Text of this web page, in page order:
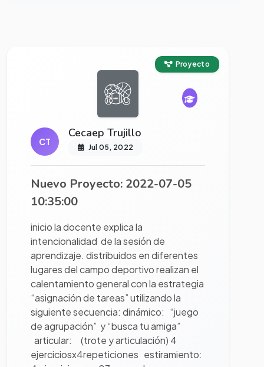
Proyecto
CT
Cecaep Trujillo
Jul 05, 2022
Nuevo Proyecto: 2022-07-05
10:35:00
inicio la docente explica la
intencionalidad de la sesión de
aprendizaje. distribuidos en diferentes
lugares del campo deportivo realizan el
calentamiento general con la estrategia
“asignación de tareas” utilizando la
siguiente secuencia: dinámico: “juego
de agrupación” y “busca tu amiga”
articular: (trote y articulación) 4
ejerciciosx4repeticiones estiramiento: